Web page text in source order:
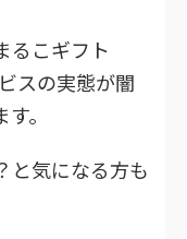
るこギフト
スの実態が闇
。
と気になる方も